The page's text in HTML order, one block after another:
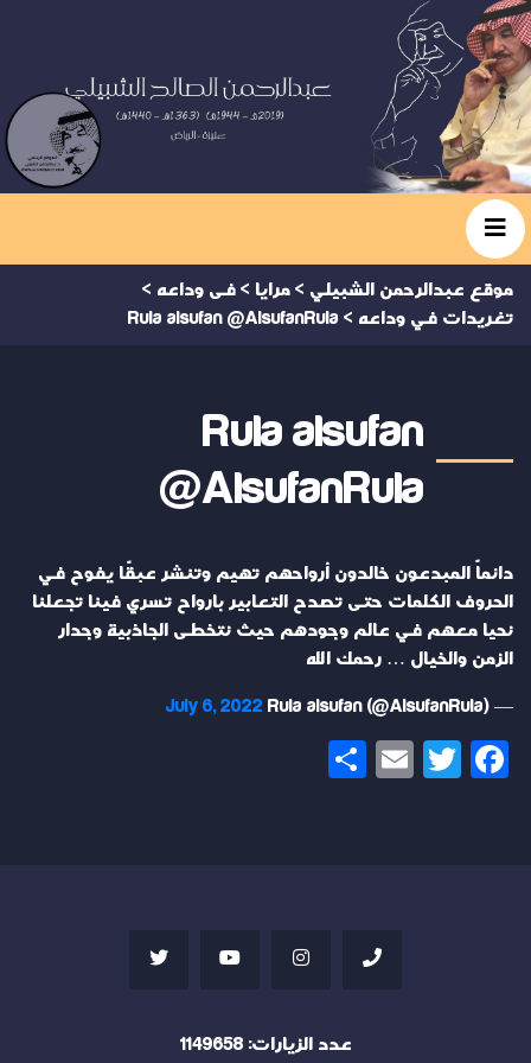
موقع عبدالرحمن الشبيلي > مرايا > فى وداعه >
تغريدات في وداعه >
Rula alsufan @AlsufanRula
Rula alsufan
@AlsufanRula
دائماً المبدعون خالدون أرواحهم تهيم وتنشر عبقًا يفوح في
الحروف الكلمات حتى تصدح التعابير بارواح تسري فينا تجعلنا
نحيا معهم في عالم وجودهم حيث نتخطى الجاذبية وجدار
الزمن والخيال … رحمك الله
— Rula alsufan (@AlsufanRula)
July 6, 2022
Facebook
Twitter
Email
عدد الزيارات: 1149658